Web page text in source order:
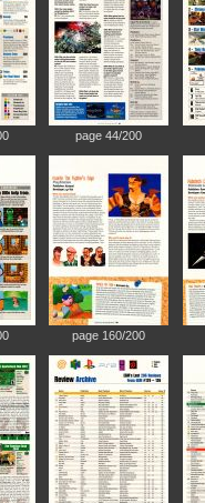
page 44/200
page 160/200